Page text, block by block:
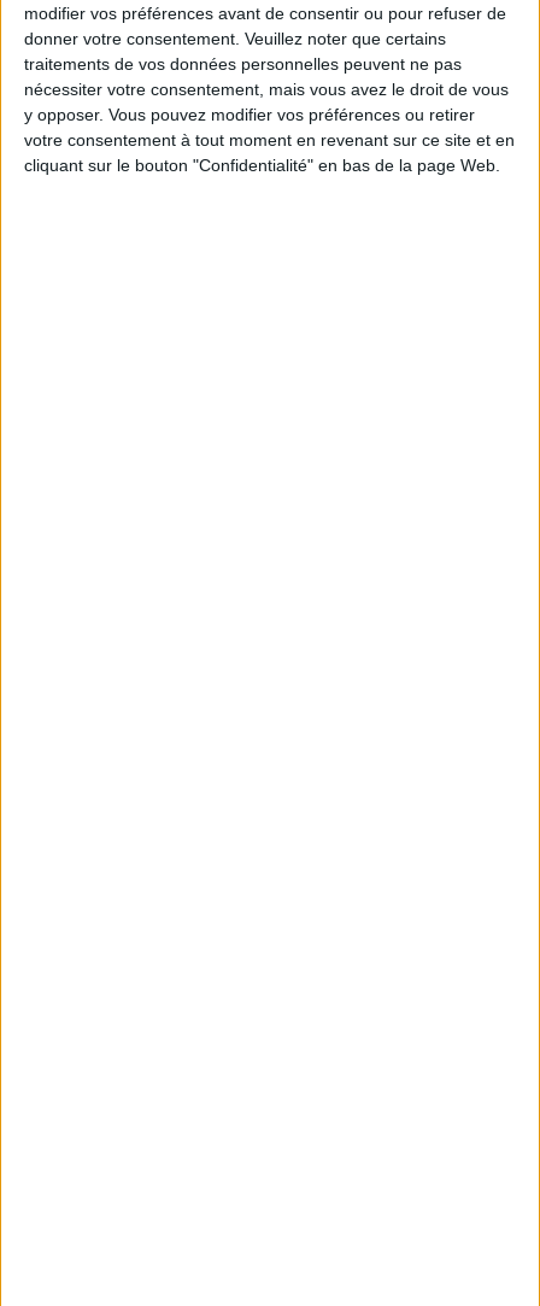
modifier vos préférences avant de consentir ou pour refuser de
donner votre consentement. Veuillez noter que certains
traitements de vos données personnelles peuvent ne pas
nécessiter votre consentement, mais vous avez le droit de vous
y opposer. Vous pouvez modifier vos préférences ou retirer
votre consentement à tout moment en revenant sur ce site et en
cliquant sur le bouton "Confidentialité" en bas de la page Web.